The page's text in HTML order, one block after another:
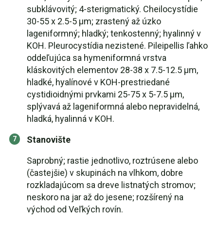
subklávovitý; 4-sterigmatický. Cheilocystídie
30-55 x 2.5-5 µm; zrastený až úzko
lageniformný; hladký; tenkostenný; hyalinný v
KOH. Pleurocystídia nezistené. Pileipellis ľahko
oddeľujúca sa hymeniformná vrstva
kláskovitých elementov 28-38 x 7.5-12.5 µm,
hladké, hyalínové v KOH-prestriedané
cystidioidnými prvkami 25-75 x 5-7.5 µm,
splývavá až lageniformná alebo nepravidelná,
hladká, hyalinná v KOH.
Stanovište
Saprobný; rastie jednotlivo, roztrúsene alebo
(častejšie) v skupinách na vlhkom, dobre
rozkladajúcom sa dreve listnatých stromov;
neskoro na jar až do jesene; rozšírený na
východ od Veľkých rovín.